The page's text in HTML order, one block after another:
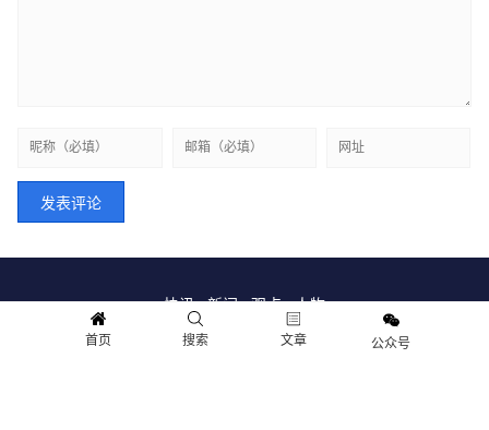
快讯 新闻 观点 人物
Copyright © 2018-2021 情报财经.保留所有权利
首页 搜索 文章 公众号